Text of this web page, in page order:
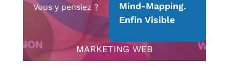
Vous y pensiez ?
Mind-Mapping.
Enfin Visible
MARKETING WEB